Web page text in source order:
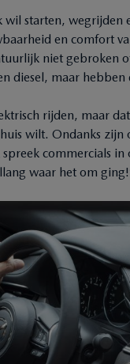
wil starten,
en comfort
niet gebroken
diesel, maar
rijden, maar
wilt. Ondanks
commercials
waar het om